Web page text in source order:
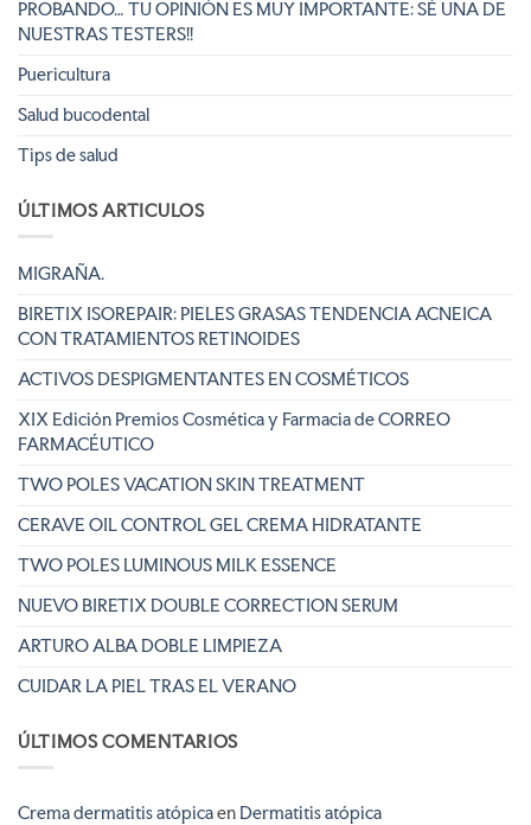
PROBANDO… TU OPINIÓN ES MUY IMPORTANTE: SÉ UNA DE
NUESTRAS TESTERS!!
Puericultura
Salud bucodental
Tips de salud
ÚLTIMOS ARTICULOS
MIGRAÑA.
BIRETIX ISOREPAIR: PIELES GRASAS TENDENCIA ACNEICA
CON TRATAMIENTOS RETINOIDES
ACTIVOS DESPIGMENTANTES EN COSMÉTICOS
XIX Edición Premios Cosmética y Farmacia de CORREO
FARMACÉUTICO
TWO POLES VACATION SKIN TREATMENT
CERAVE OIL CONTROL GEL CREMA HIDRATANTE
TWO POLES LUMINOUS MILK ESSENCE
NUEVO BIRETIX DOUBLE CORRECTION SERUM
ARTURO ALBA DOBLE LIMPIEZA
CUIDAR LA PIEL TRAS EL VERANO
ÚLTIMOS COMENTARIOS
Crema dermatitis atópicaen Dermatitis atópica